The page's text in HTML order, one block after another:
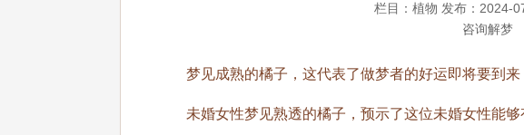
栏目： 植物 发布：2024-
咨询解梦
梦见成熟的橘子，这代表了做梦者的好运即将要到来
未婚女性梦见熟透的橘子，预示了这位未婚女性能够